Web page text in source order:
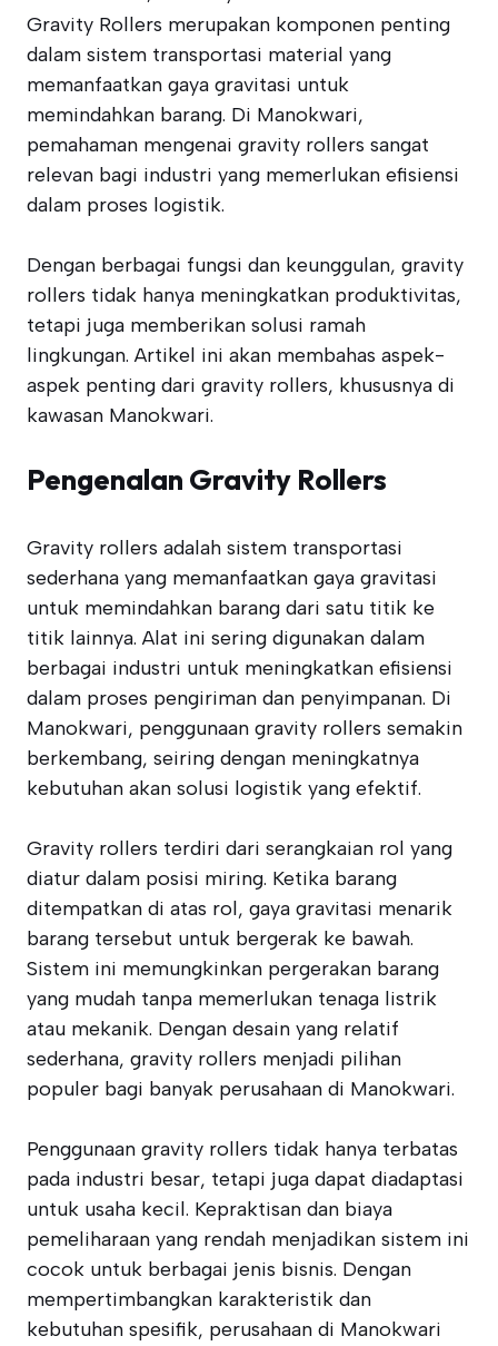
Gravity Rollers merupakan komponen penting
dalam sistem transportasi material yang
memanfaatkan gaya gravitasi untuk
memindahkan barang. Di Manokwari,
pemahaman mengenai gravity rollers sangat
relevan bagi industri yang memerlukan efisiensi
dalam proses logistik.
Dengan berbagai fungsi dan keunggulan, gravity
rollers tidak hanya meningkatkan produktivitas,
tetapi juga memberikan solusi ramah
lingkungan. Artikel ini akan membahas aspek-
aspek penting dari gravity rollers, khususnya di
kawasan Manokwari.
Pengenalan Gravity Rollers
Gravity rollers adalah sistem transportasi
sederhana yang memanfaatkan gaya gravitasi
untuk memindahkan barang dari satu titik ke
titik lainnya. Alat ini sering digunakan dalam
berbagai industri untuk meningkatkan efisiensi
dalam proses pengiriman dan penyimpanan. Di
Manokwari, penggunaan gravity rollers semakin
berkembang, seiring dengan meningkatnya
kebutuhan akan solusi logistik yang efektif.
Gravity rollers terdiri dari serangkaian rol yang
diatur dalam posisi miring. Ketika barang
ditempatkan di atas rol, gaya gravitasi menarik
barang tersebut untuk bergerak ke bawah.
Sistem ini memungkinkan pergerakan barang
yang mudah tanpa memerlukan tenaga listrik
atau mekanik. Dengan desain yang relatif
sederhana, gravity rollers menjadi pilihan
populer bagi banyak perusahaan di Manokwari.
Penggunaan gravity rollers tidak hanya terbatas
pada industri besar, tetapi juga dapat diadaptasi
untuk usaha kecil. Kepraktisan dan biaya
pemeliharaan yang rendah menjadikan sistem ini
cocok untuk berbagai jenis bisnis. Dengan
mempertimbangkan karakteristik dan
kebutuhan spesifik, perusahaan di Manokwari